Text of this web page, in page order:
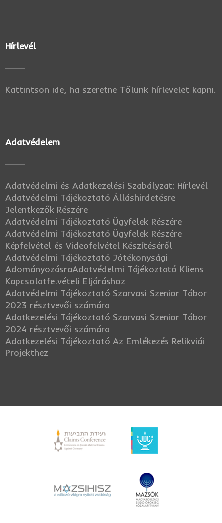
Hírlevél
Kattintson ide, ha szeretne Tőlünk hírlevelet kapni.
Adatvédelem
Adatvédelmi és Adatkezelési Szabályzat: Hírlevél
Adatvédelmi Tájékoztató Álláshirdetésre
Jelentkezők Részére
Adatvédelmi Tájékoztató Ügyfelek Részére
Adatvédelmi Tájékoztató Ügyfelek Részére
Képfelvétel és Videofelvétel Készítéséről
Adatvédelmi Tájékoztató Jótékonysági
AdományozásraAdatvédelmi Tájékoztató Kliens
Kapcsolatfelvételi Eljáráshoz
Adatvédelmi Tájékoztató Szarvasi Szenior Tábor
2023 résztvevői számára
Adatkezelési Tájékoztató Szarvasi Szenior Tábor
2024 résztvevői számára
Adatkezelési Tájékoztató Az Emlékezés Relikviái
Projekthez